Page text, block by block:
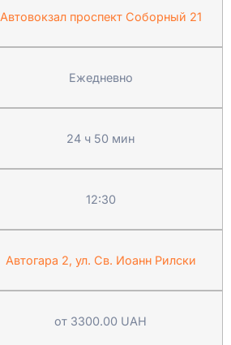
Автовокзал проспект Соборный 21
Ежедневно
24 ч 50 мин
12:30
Автогара 2, ул. Св. Иоанн Рилски
от 3300.00 UAH